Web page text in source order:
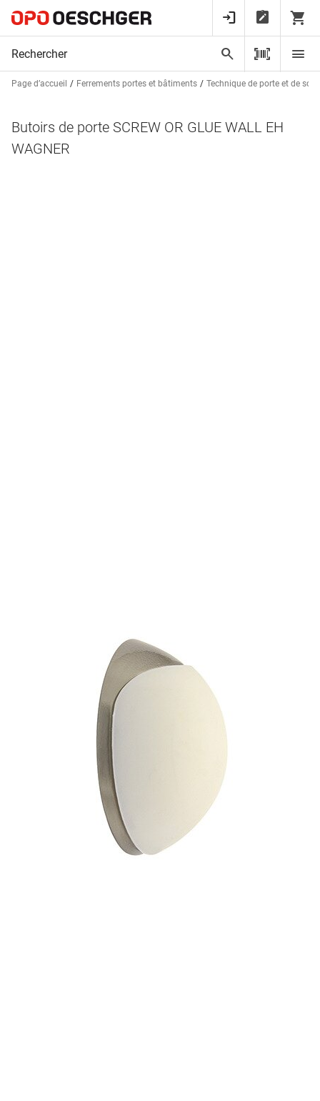
Page d’accueil Ferrements portes et bâtiments Technique de porte et de
Butoirs de porte SCREW OR GLUE WALL EH
WAGNER